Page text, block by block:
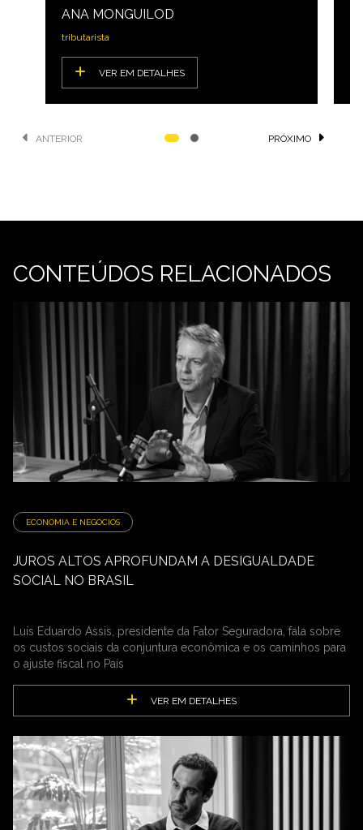
ANA MONGUILOD
tributarista
VER EM DETALHES
ANTERIOR PRÓXIMO
CONTEÚDOS RELACIONADOS
ECONOMIA E NEGÓCIOS
JUROS ALTOS APROFUNDAM A DESIGUALDADE
SOCIAL NO BRASIL
Luís Eduardo Assis, presidente da Fator Seguradora, fala sobre
os custos sociais da conjuntura econômica e os caminhos para
o ajuste fiscal no País
VER EM DETALHES